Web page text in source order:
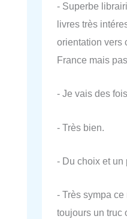
- Superbe
livres très
orientation vers
France mais
- Je vais des
- Très bien.
- Du choix et un
- Très sympa
toujours un truc